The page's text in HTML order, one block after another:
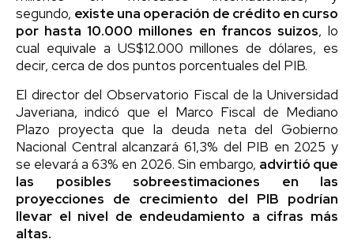
segundo, existe una operación de crédito en curso
por hasta 10.000 millones en francos suizos, lo
cual equivale a US$12.000 millones de dólares, es
decir, cerca de dos puntos porcentuales del PIB.
El director del Observatorio Fiscal de la Universidad
Javeriana, indicó que el Marco Fiscal de Mediano
Plazo proyecta que la deuda neta del Gobierno
Nacional Central alcanzará 61,3% del PIB en 2025 y
se elevará a 63% en 2026. Sin embargo, advirtió que
las posibles sobreestimaciones en las
proyecciones de crecimiento del PIB podrían
llevar el nivel de endeudamiento a cifras más
altas.